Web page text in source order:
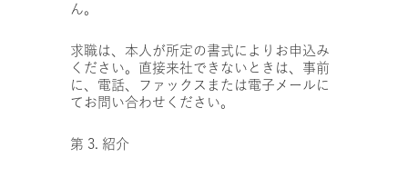
ん。
求職は、本人が所定の書式によりお申込み
ください。直接来社できないときは、事前
に、電話、ファックスまたは電子メールに
てお問い合わせください。
第 3. 紹介